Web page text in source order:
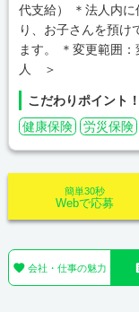
代支給） ＊法人内
り、お子さんを預け
ます。 ＊変更範
人 ＞
こだわりポイント！
健康保険
労災保険
簡単30秒
Webで応募
 会社・仕事の魅力